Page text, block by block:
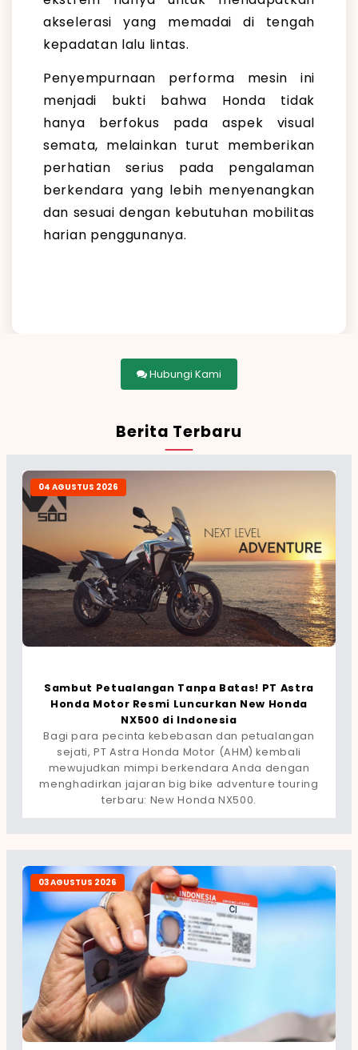
akselerasi yang memadai di tengah
kepadatan lalu lintas.
Penyempurnaan performa mesin ini
menjadi bukti bahwa Honda tidak
hanya berfokus pada aspek visual
semata, melainkan turut memberikan
perhatian serius pada pengalaman
berkendara yang lebih menyenangkan
dan sesuai dengan kebutuhan mobilitas
harian penggunanya.
Hubungi Kami
Berita Terbaru
04 AGUSTUS 2026
Sambut Petualangan Tanpa Batas! PT Astra
Honda Motor Resmi Luncurkan New Honda
NX500 di Indonesia
Bagi para pecinta kebebasan dan petualangan
sejati, PT Astra Honda Motor (AHM) kembali
mewujudkan mimpi berkendara Anda dengan
menghadirkan jajaran big bike adventure touring
terbaru: New Honda NX500.
03 AGUSTUS 2026